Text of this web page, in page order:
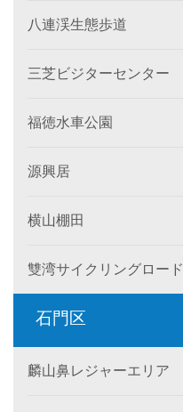
八連渓生態歩道
三芝ビジターセンター
福徳水車公園
源興居
横山棚田
雙湾サイクリングロード
石門区
麟山鼻レジャーエリア